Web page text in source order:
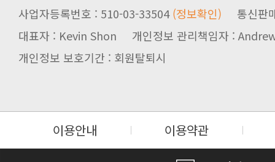
사업자등록번호 : 510-03-33504(정보확인) 통신판
대표자 : Kevin Shon 개인정보 관리책임자 :
개인정보 보호기간 : 회원탈퇴시
이용안내 이용약관